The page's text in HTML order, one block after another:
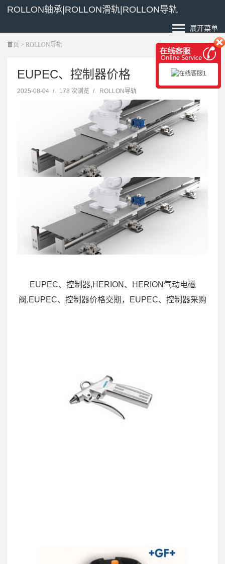
ROLLON轴承|ROLLON滑轨|ROLLON导轨
展开菜单
首页 > ROLLON导轨
EUPEC、控制器价格
2025-08-04 / 178 次浏览 / ROLLON导轨
EUPEC、控制器,HERION、HERION气动电磁
阀,EUPEC、控制器价格交期，EUPEC、控制器采购